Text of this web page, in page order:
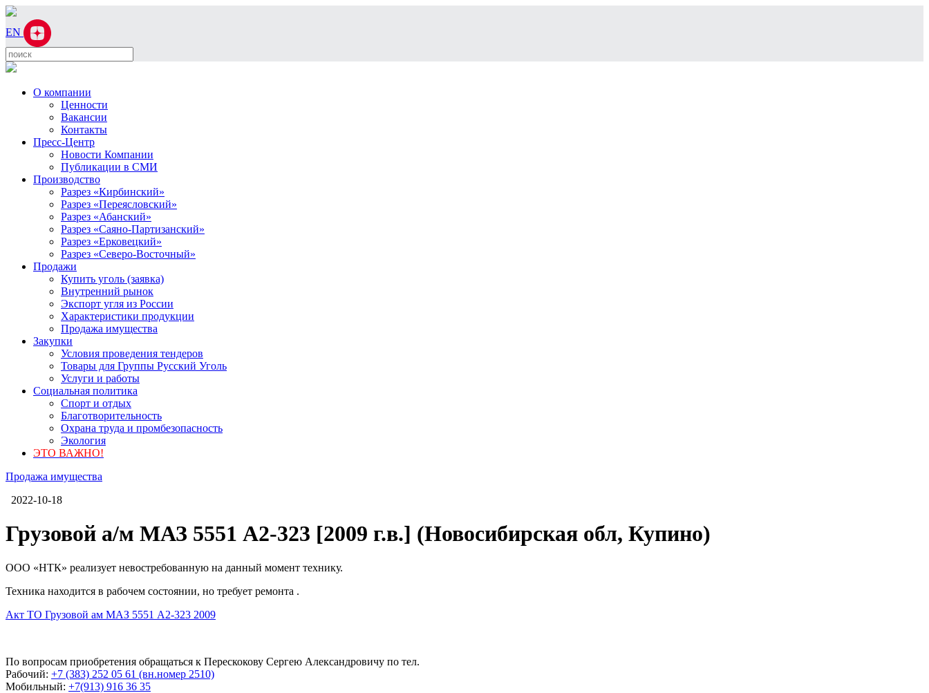
EN
О компании
Ценности
Вакансии
Контакты
Пресс-Центр
Новости Компании
Публикации в СМИ
Производство
Разрез «Кирбинский»
Разрез «Переясловский»
Разрез «Абанский»
Разрез «Саяно-Партизанский»
Разрез «Ерковецкий»
Разрез «Северо-Восточный»
Продажи
Купить уголь (заявка)
Внутренний рынок
Экспорт угля из России
Характеристики продукции
Продажа имущества
Закупки
Условия проведения тендеров
Товары для Группы Русский Уголь
Услуги и работы
Социальная политика
Спорт и отдых
Благотворительность
Охрана труда и промбезопасность
Экология
ЭТО ВАЖНО!
Продажа имущества
2022-10-18
Грузовой а/м МАЗ 5551 А2-323 [2009 г.в.] (Новосибирская обл, Купино)
ООО «НТК» реализует невостребованную на данный момент технику.
Техника находится в рабочем состоянии, но требует ремонта .
Акт ТО Грузовой ам МАЗ 5551 А2-323 2009
По вопросам приобретения обращаться к Перескокову Сергею Александровичу по тел.
Рабочий: +7 (383) 252 05 61 (вн.номер 2510)
Мобильный: +7(913) 916 36 35